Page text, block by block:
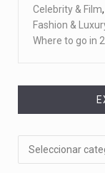
Celebrity & Film,
Fashion &
Where to go in